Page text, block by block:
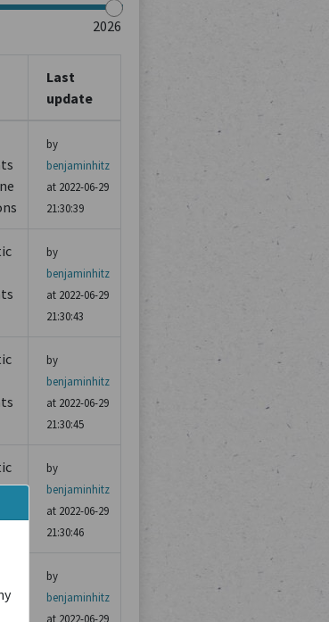
Last
update
by
benjaminhitz
at 2022-06-29
21:30:39
by
benjaminhitz
at 2022-06-29
21:30:43
by
benjaminhitz
at 2022-06-29
21:30:45
by
benjaminhitz
at 2022-06-29
21:30:46
by
benjaminhitz
at 2022-06-29